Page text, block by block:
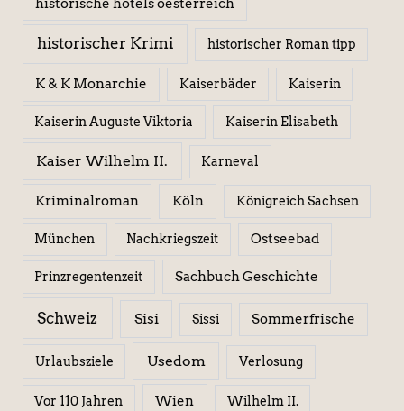
historische hotels oesterreich
historischer Krimi historischer Roman tipp
K & K Monarchie Kaiserbäder Kaiserin
Kaiserin Auguste Viktoria Kaiserin Elisabeth
Kaiser Wilhelm II. Karneval
Kriminalroman Köln Königreich Sachsen
München Nachkriegszeit Ostseebad
Prinzregentenzeit Sachbuch Geschichte
Schweiz Sisi Sissi Sommerfrische
Urlaubsziele Usedom Verlosung
Vor 110 Jahren Wien Wilhelm II.